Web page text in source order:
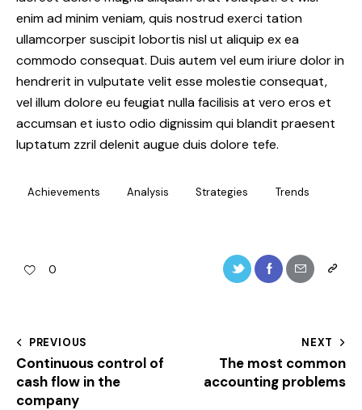
enim ad minim veniam, quis nostrud exerci tation
ullamcorper suscipit lobortis nisl ut aliquip ex ea
commodo consequat. Duis autem vel eum iriure dolor in
hendrerit in vulputate velit esse molestie consequat,
vel illum dolore eu feugiat nulla facilisis at vero eros et
accumsan et iusto odio dignissim qui blandit praesent
luptatum zzril delenit augue duis dolore tefe.
Achievements Analysis Strategies Trends
0
PREVIOUS
Continuous control of
cash flow in the
company
NEXT
The most common
accounting problems